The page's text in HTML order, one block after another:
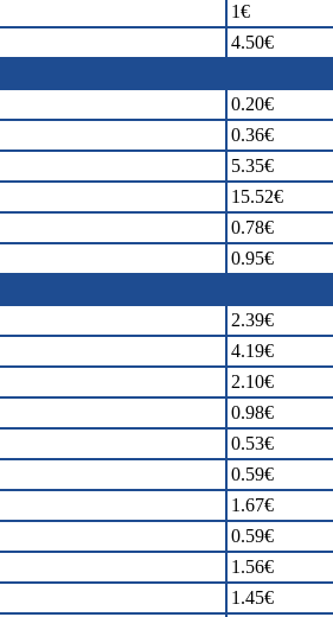
1€
4.50€
0.20€
0.36€
5.35€
15.52€
0.78€
0.95€
2.39€
4.19€
2.10€
0.98€
0.53€
0.59€
1.67€
0.59€
1.56€
1.45€